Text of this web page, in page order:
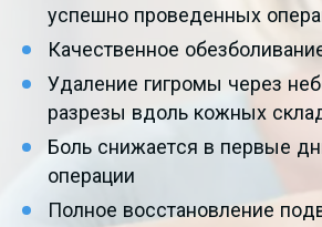
успешно проведенных
Качественное
Удаление гигромы через
разрезы вдоль кожных
Боль снижается в первые
операции
Полное восстановление